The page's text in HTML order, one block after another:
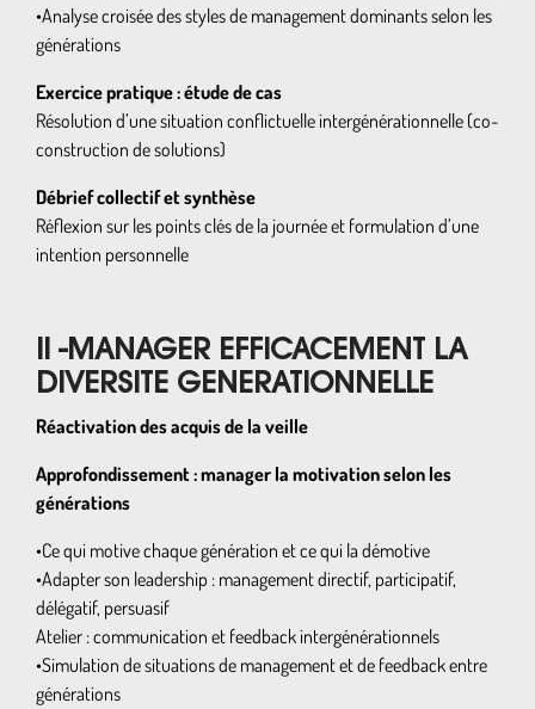
•Analyse croisée des styles de management dominants selon les
générations
Exercice pratique : étude de cas
Résolution d’une situation conflictuelle intergénérationnelle (co-
construction de solutions)
Débrief collectif et synthèse
Réflexion sur les points clés de la journée et formulation d’une
intention personnelle
II -MANAGER EFFICACEMENT LA
DIVERSITE GENERATIONNELLE
Réactivation des acquis de la veille
Approfondissement : manager la motivation selon les
générations
•Ce qui motive chaque génération et ce qui la démotive
•Adapter son leadership : management directif, participatif,
délégatif, persuasif
Atelier : communication et feedback intergénérationnels
•Simulation de situations de management et de feedback entre
générations